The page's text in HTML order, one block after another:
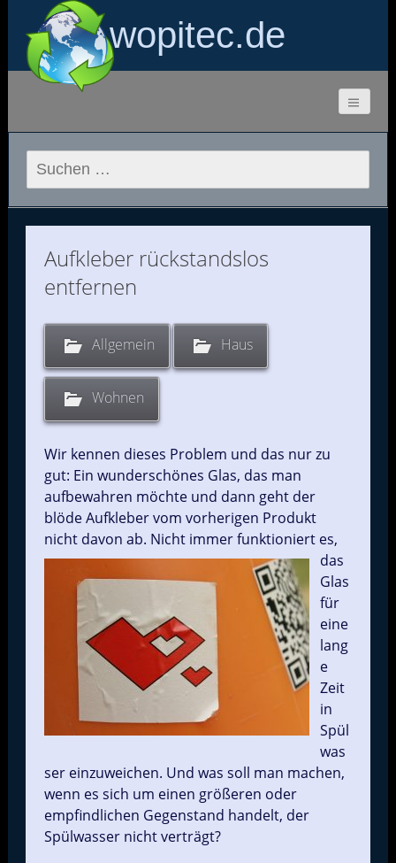
wopitec.de
Suchen
nach:
Aufkleber rückstandslos
entfernen
Allgemein Haus
Wohnen
Wir kennen dieses Problem und das nur zu
gut: Ein wunderschönes Glas, das man
aufbewahren möchte und dann geht der
blöde Aufkleber vom vorherigen Produkt
nicht davon ab. Nicht immer funktioniert es,
das
Glas
für
eine
lang
e
Zeit
in
Spül
was
ser einzuweichen. Und was soll man machen,
wenn es sich um einen größeren oder
empfindlichen Gegenstand handelt, der
Spülwasser nicht verträgt?